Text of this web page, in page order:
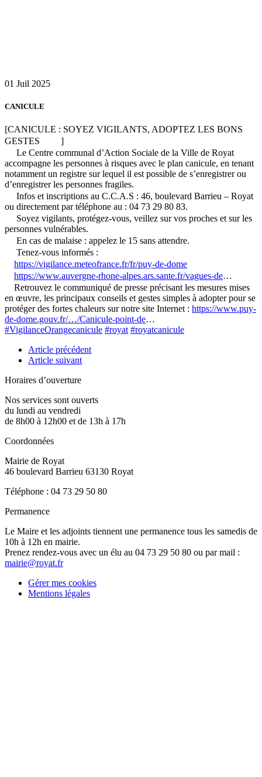
01 Juil 2025
CANICULE
[CANICULE : SOYEZ VIGILANTS, ADOPTEZ LES BONS
GESTES
]
Le Centre communal d’Action Sociale de la Ville de Royat
accompagne les personnes à risques avec le plan canicule, en tenant
notamment un registre sur lequel il est possible de s’enregistrer ou
d’enregistrer les personnes fragiles.
Infos et inscriptions au C.C.A.S : 46, boulevard Barrieu – Royat
ou directement par téléphone au : 04 73 29 80 83.
Soyez vigilants, protégez-vous, veillez sur vos proches et sur les
personnes vulnérables.
En cas de malaise : appelez le 15 sans attendre.
Tenez-vous informés :
https://vigilance.meteofrance.fr/fr/puy-de-dome
https://www.auvergne-rhone-alpes.ars.sante.fr/vagues-de…
Retrouvez le communiqué de presse précisant les mesures mises
en œuvre, les principaux conseils et gestes simples à adopter pour se
protéger des fortes chaleurs sur notre site Internet : https://www.puy-
de-dome.gouv.fr/…/Canicule-point-de…
#VigilanceOrangecanicule #royat #royatcanicule
Article précédent
Article suivant
Horaires d’ouverture
Nos services sont ouverts
du lundi au vendredi
de 8h00 à 12h00 et de 13h à 17h
Coordonnées
Mairie de Royat
46 boulevard Barrieu 63130 Royat
Téléphone : 04 73 29 50 80
Permanence
Le Maire et les adjoints tiennent une permanence tous les samedis de
10h à 12h en mairie.
Prenez rendez-vous avec un élu au 04 73 29 50 80 ou par mail :
mairie@royat.fr
Gérer mes cookies
Mentions légales